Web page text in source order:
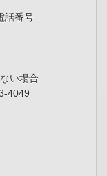
話番号
い場合
4049